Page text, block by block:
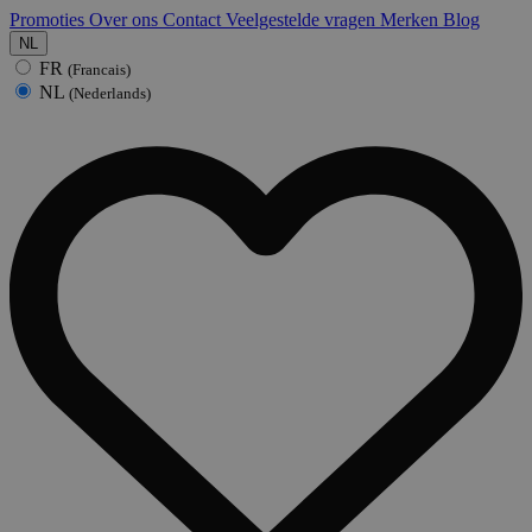
Promoties Over ons Contact Veelgestelde vragen Merken Blog
NL
FR (Francais)
NL (Nederlands)